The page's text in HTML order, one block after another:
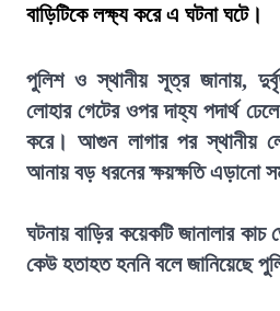
বাড়িটিকে লক্ষ্য করে এ ঘটনা ঘটে।
পুলিশ ও স্থানীয় সূত্র জানায়,
লোহার গেটের ওপর দাহ্য পদার্থ
করে। আগুন লাগার পর স্থানীয়
আনায় বড় ধরনের ক্ষয়ক্ষতি এড়ানো
ঘটনায় বাড়ির কয়েকটি জানালার
কেউ হতাহত হননি বলে জানিয়েছে